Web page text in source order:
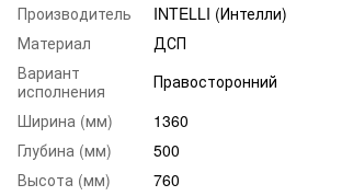
Производитель
INTELLI (Интелли)
Материал
ДСП
Вариант
исполнения
Правосторонний
Ширина (мм)
1360
Глубина (мм)
500
Высота (мм)
760